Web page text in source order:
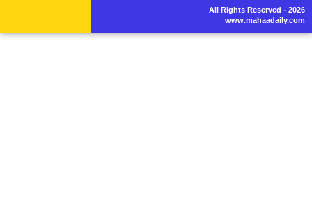
All Rights Reserved - 2026
www.mahaadaily.com